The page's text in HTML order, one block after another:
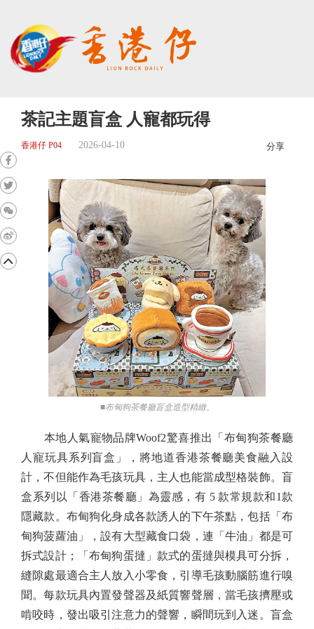
茶記主題盲盒 人寵都玩得
香港仔 P04 2026-04-10 分享
■布甸狗茶餐廳盲盒造型精緻。
本地人氣寵物品牌Woof2驚喜推出「布甸狗茶餐廳
人寵玩具系列盲盒」，將地道香港茶餐廳美食融入設
計，不但能作為毛孩玩具，主人也能當成型格裝飾。盲
盒系列以「香港茶餐廳」為靈感，有 5 款常規款和1款
隱藏款。布甸狗化身成各款誘人的下午茶點，包括「布
甸狗菠蘿油」，設有大型藏食口袋，連「牛油」都是可
拆式設計；「布甸狗蛋撻」款式的蛋撻與模具可分拆，
縫隙處最適合主人放入小零食，引導毛孩動腦筋進行嗅
聞。每款玩具內置發聲器及紙質響聲層，當毛孩擠壓或
啃咬時，發出吸引注意力的聲響，瞬間玩到入迷。盲盒